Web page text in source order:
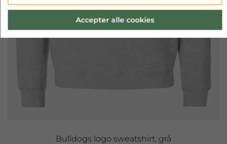
Bulldogs logo sweatshirt, grå
Accepter alle cookies